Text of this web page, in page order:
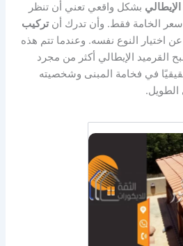
بشكل واقعي تعني أن تنظر
سعر الخامة فقط. وأن تدرك أنتركيب
عن اختيار النوع نفسه. وعندما تتم هذه
الإيطالي أكثر من مجرد
في فخامة المبنى وشخصيته
الطويل.